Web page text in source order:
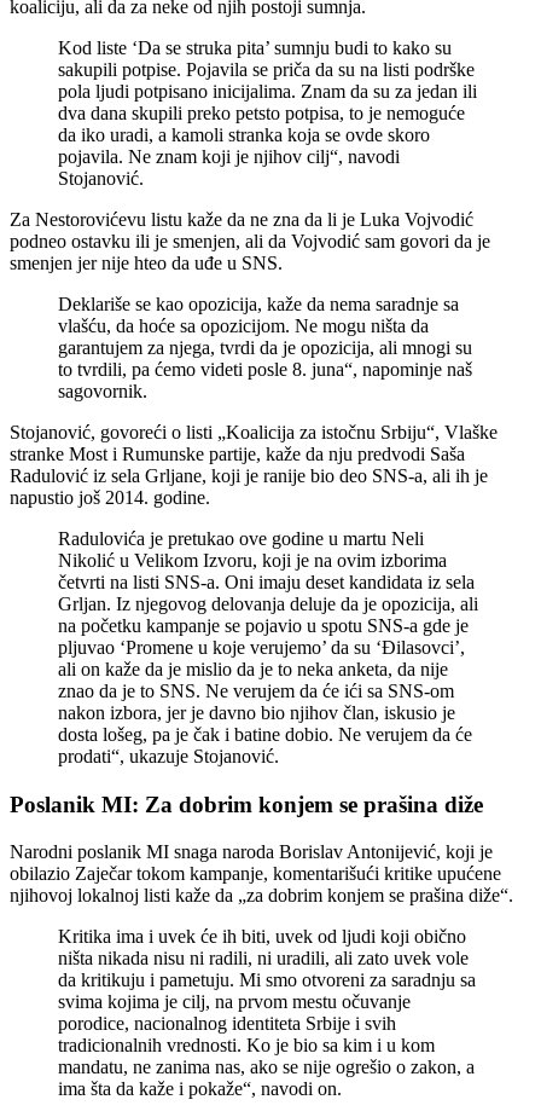
koaliciju, ali da za neke od njih postoji sumnja.
Kod liste ‘Da se struka pita’ sumnju budi to kako su
sakupili potpise. Pojavila se priča da su na listi podrške
pola ljudi potpisano inicijalima. Znam da su za jedan ili
dva dana skupili preko petsto potpisa, to je nemoguće
da iko uradi, a kamoli stranka koja se ovde skoro
pojavila. Ne znam koji je njihov cilj“, navodi
Stojanović.
Za Nestorovićevu listu kaže da ne zna da li je Luka Vojvodić
podneo ostavku ili je smenjen, ali da Vojvodić sam govori da je
smenjen jer nije hteo da uđe u SNS.
Deklariše se kao opozicija, kaže da nema saradnje sa
vlašću, da hoće sa opozicijom. Ne mogu ništa da
garantujem za njega, tvrdi da je opozicija, ali mnogi su
to tvrdili, pa ćemo videti posle 8. juna“, napominje naš
sagovornik.
Stojanović, govoreći o listi „Koalicija za istočnu Srbiju“, Vlaške
stranke Most i Rumunske partije, kaže da nju predvodi Saša
Radulović iz sela Grljane, koji je ranije bio deo SNS-a, ali ih je
napustio još 2014. godine.
Radulovića je pretukao ove godine u martu Neli
Nikolić u Velikom Izvoru, koji je na ovim izborima
četvrti na listi SNS-a. Oni imaju deset kandidata iz sela
Grljan. Iz njegovog delovanja deluje da je opozicija, ali
na početku kampanje se pojavio u spotu SNS-a gde je
pljuvao ‘Promene u koje verujemo’ da su ‘Đilasovci’,
ali on kaže da je mislio da je to neka anketa, da nije
znao da je to SNS. Ne verujem da će ići sa SNS-om
nakon izbora, jer je davno bio njihov član, iskusio je
dosta lošeg, pa je čak i batine dobio. Ne verujem da će
prodati“, ukazuje Stojanović.
Poslanik MI: Za dobrim konjem se prašina diže
Narodni poslanik MI snaga naroda Borislav Antonijević, koji je
obilazio Zaječar tokom kampanje, komentarišući kritike upućene
njihovoj lokalnoj listi kaže da „za dobrim konjem se prašina diže“.
Kritika ima i uvek će ih biti, uvek od ljudi koji obično
ništa nikada nisu ni radili, ni uradili, ali zato uvek vole
da kritikuju i pametuju. Mi smo otvoreni za saradnju sa
svima kojima je cilj, na prvom mestu očuvanje
porodice, nacionalnog identiteta Srbije i svih
tradicionalnih vrednosti. Ko je bio sa kim i u kom
mandatu, ne zanima nas, ako se nije ogrešio o zakon, a
ima šta da kaže i pokaže“, navodi on.